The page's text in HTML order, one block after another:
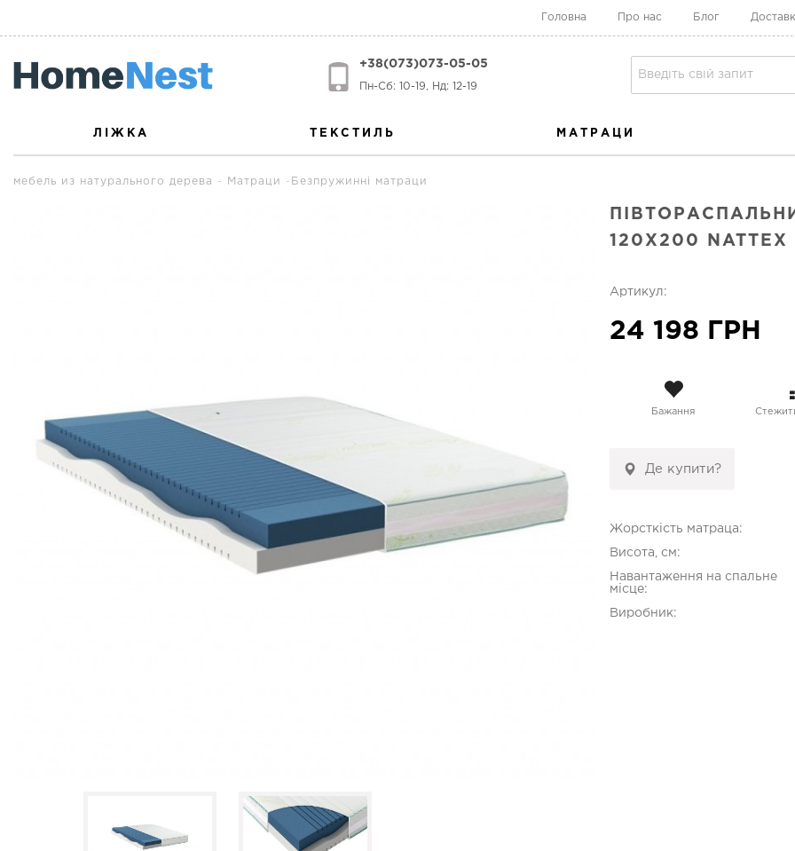
Головна Про нас Блог
+38(073)073-05-05
Пн-Сб: 10-19, Нд: 12-19
ЛІЖКА ТЕКСТИЛЬ МАТРАЦИ
мебель из натурального дерева Матраци Безпружинні матраци
120Х200 NATTEX
Артикул:
24 198 ГРН
Бажання
Де купити?
Жорсткість матраца:
Висота, см:
Навантаження на спальне
місце:
Виробник: